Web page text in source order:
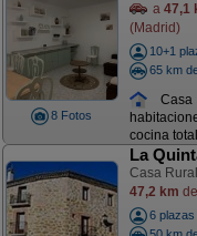
8 Fotos
a 47,1
(Madrid)
10+1
65 km
cocina
La
Casa
47,2 km
6 plazas